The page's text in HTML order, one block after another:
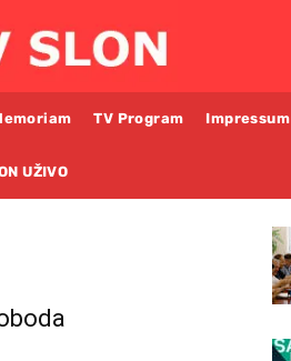
TV Program Impressum
UŽIVO